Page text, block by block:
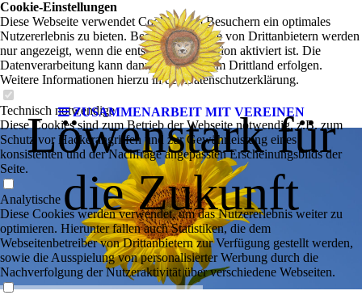
ZUSAMMENARBEIT MIT VEREINEN
Löwenstark für
die Zukunft
Cookie-Einstellungen
Diese Webseite verwendet Cookies, um Besuchern ein optimales
Nutzererlebnis zu bieten. Bestimmte Inhalte von Drittanbietern werden
nur angezeigt, wenn die entsprechende Option aktiviert ist. Die
Datenverarbeitung kann dann auch in einem Drittland erfolgen.
Weitere Informationen hierzu in der Datenschutzerklärung.
Technisch notwendige
Diese Cookies sind zum Betrieb der Webseite notwendig, z.B. zum
Schutz vor Hackerangriffen und zur Gewährleistung eines
konsistenten und der Nachfrage angepassten Erscheinungsbilds der
Seite.
Analytische
Diese Cookies werden verwendet, um das Nutzererlebnis weiter zu
optimieren. Hierunter fallen auch Statistiken, die dem
Webseitenbetreiber von Drittanbietern zur Verfügung gestellt werden,
sowie die Ausspielung von personalisierter Werbung durch die
Nachverfolgung der Nutzeraktivität über verschiedene Webseiten.